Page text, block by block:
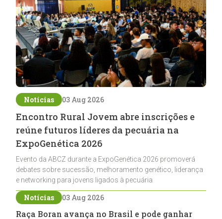
Notícias 03 Aug 2026
Encontro Rural Jovem abre inscrições e
reúne futuros líderes da pecuária na
ExpoGenética 2026
Evento da ABCZ durante a ExpoGenética 2026 promoverá
debates sobre sucessão, melhoramento genético, liderança
e networking para jovens ligados à pecuária
Notícias 03 Aug 2026
Raça Boran avança no Brasil e pode ganhar